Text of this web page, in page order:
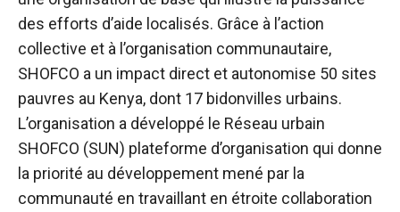
des efforts d’aide localisés. Grâce à l’action
collective et à l’organisation communautaire,
SHOFCO a un impact direct et autonomise 50 sites
pauvres au Kenya, dont 17 bidonvilles urbains.
L’organisation a développé le Réseau urbain
SHOFCO (SUN) plateforme d’organisation qui donne
la priorité au développement mené par la
communauté en travaillant en étroite collaboration